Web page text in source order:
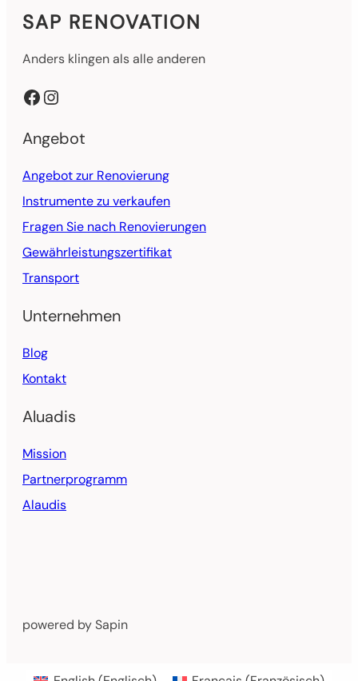
SAP RENOVATION
Anders klingen als alle anderen
Facebook Instagram
Angebot
Angebot zur Renovierung
Instrumente zu verkaufen
Fragen Sie nach Renovierungen
Gewährleistungszertifikat
Transport
Unternehmen
Blog
Kontakt
Aluadis
Mission
Partnerprogramm
Alaudis
powered by Sapin